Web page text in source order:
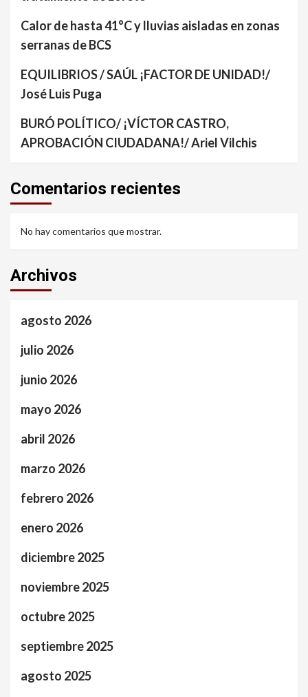
Calor de hasta 41°C y lluvias aisladas en zonas
serranas de BCS
EQUILIBRIOS / SAÚL ¡FACTOR DE UNIDAD!/
José Luis Puga
BURÓ POLÍTICO/ ¡VÍCTOR CASTRO,
APROBACIÓN CIUDADANA!/ Ariel Vilchis
Comentarios recientes
No hay comentarios que mostrar.
Archivos
agosto 2026
julio 2026
junio 2026
mayo 2026
abril 2026
marzo 2026
febrero 2026
enero 2026
diciembre 2025
noviembre 2025
octubre 2025
septiembre 2025
agosto 2025